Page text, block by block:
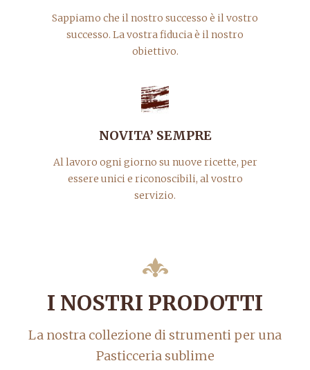
Sappiamo che il nostro successo è il vostro
successo. La vostra fiducia è il nostro
obiettivo.
NOVITA’ SEMPRE
Al lavoro ogni giorno su nuove ricette, per
essere unici e riconoscibili, al vostro
servizio.
I NOSTRI PRODOTTI
La nostra collezione di strumenti per una
Pasticceria sublime